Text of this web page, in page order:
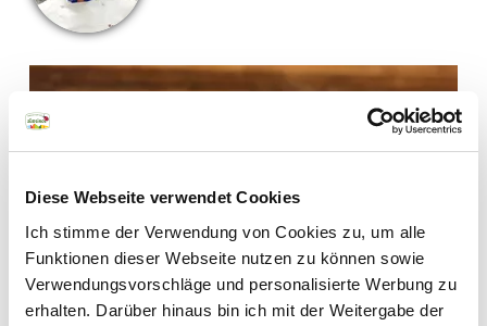
Diese Webseite verwendet Cookies
Ich stimme der Verwendung von Cookies zu, um alle
Funktionen dieser Webseite nutzen zu können sowie
Verwendungsvorschläge und personalisierte Werbung zu
erhalten. Darüber hinaus bin ich mit der Weitergabe der
Newsletter
Vuoi scoprire i sapori
autentici del nostro